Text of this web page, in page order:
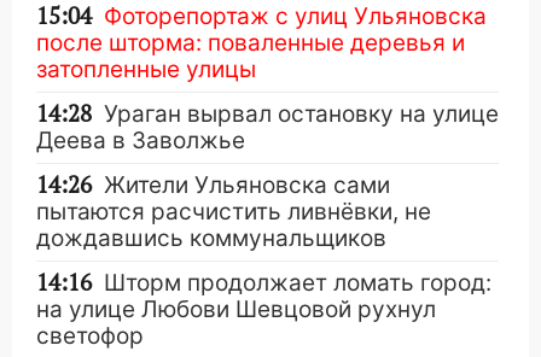
15:04 Фоторепортаж с улиц Ульяновска
после шторма: поваленные деревья и
затопленные улицы
14:28 Ураган вырвал остановку на улице
Деева в Заволжье
14:26 Жители Ульяновска сами
пытаются расчистить ливнёвки, не
дождавшись коммунальщиков
14:16 Шторм продолжает ломать город:
на улице Любови Шевцовой рухнул
светофор